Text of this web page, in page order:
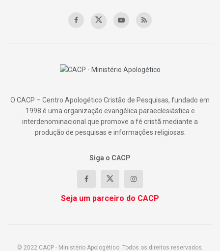
O CACP – Centro Apologético Cristão de Pesquisas, fundado em
1998 é uma organização evangélica paraeclesiástica e
interdenominacional que promove a fé cristã mediante a
produção de pesquisas e informações religiosas.
Siga o CACP
Seja um parceiro do CACP
© 2022 CACP - Ministério Apologético. Todos os direitos reservados.